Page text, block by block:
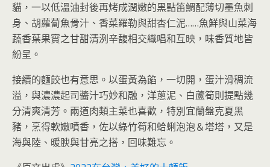
貓，一以低溫油封後再烤成潤嫩的黑點笛鯛配薄切墨魚刺
身、胡蘿蔔魚骨汁、香菜羅勒與甜杏仁泥……魚鮮與山菜海
蔬香葉果實之甘甜清洌辛馥相交織唱和互映，味香質地皆
紛呈。
接續的麵餃也有意思。以蛋黃為餡，一切開，蛋汁滑稠流
溢，與濃濃起司醬汁巧妙和融，洋蔥泥、白蘆筍則提點幾
分清爽清芳。兩道肉類主菜也喜歡，特別宜蘭盤克夏黑
豬，烹得軟嫩噴香，佐以綠竹筍和蛤蜊泡泡＆塔塔，又是
海與陸、暖腴與甘亮之搭，回味難忘。